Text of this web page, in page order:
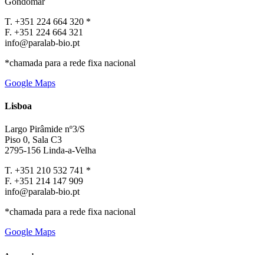
T. +351 224 664 320 *
F. +351 224 664 321
info@paralab-bio.pt
*chamada para a rede fixa nacional
Google Maps
Lisboa
Largo Pirâmide nº3/S
Piso 0, Sala C3
2795-156 Linda-a-Velha
T. +351 210 532 741 *
F. +351 214 147 909
info@paralab-bio.pt
*chamada para a rede fixa nacional
Google Maps